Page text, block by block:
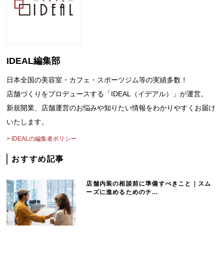
IDEAL編集部
日本全国の美容室・カフェ・スポーツジム等の実績多数！
店舗づくりをプロデュースする「IDEAL（イデアル）」が運営。
新規開業、店舗運営のお悩みや知りたい情報をわかりやすくお届け
いたします。
> IDEALの編集者ポリシー
おすすめ記事
店舗内装の相談前に準備すべきこと｜スム
ーズに進めるためのチ…